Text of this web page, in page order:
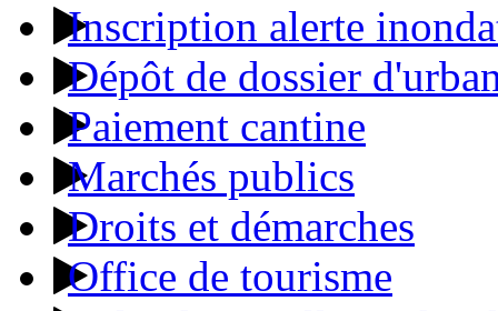
Inscription alerte
Dépôt de dossier
Paiement cantine
Marchés publics
Droits et démarches
Office de tourisme